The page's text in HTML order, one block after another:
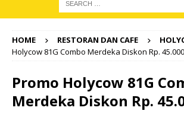
HOME RESTORAN DAN CAFE
Holycow 81G Combo Merdeka Diskon Rp. 45.000
Promo Holycow 81G
Merdeka Diskon Rp.